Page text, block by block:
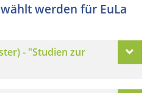
werden für EuLa
- "Studien zur